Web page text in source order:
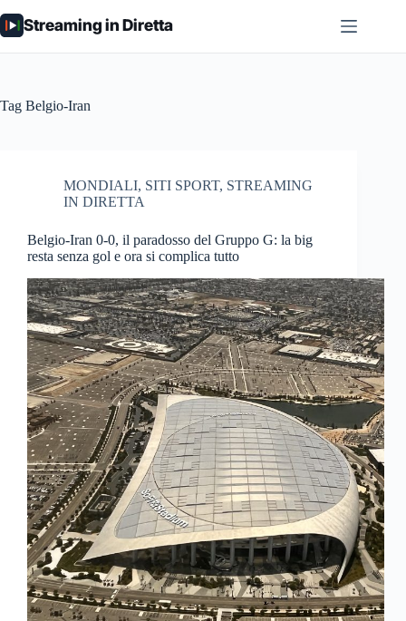
al
contenuto
Streaming in Diretta
Tag Belgio-Iran
MONDIALI, SITI SPORT, STREAMING
IN DIRETTA
Belgio-Iran 0-0, il paradosso del Gruppo G: la big
resta senza gol e ora si complica tutto